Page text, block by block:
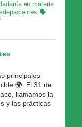
en materia
🗣
principales
🌍. El 31 de
llamamos la
y las prácticas